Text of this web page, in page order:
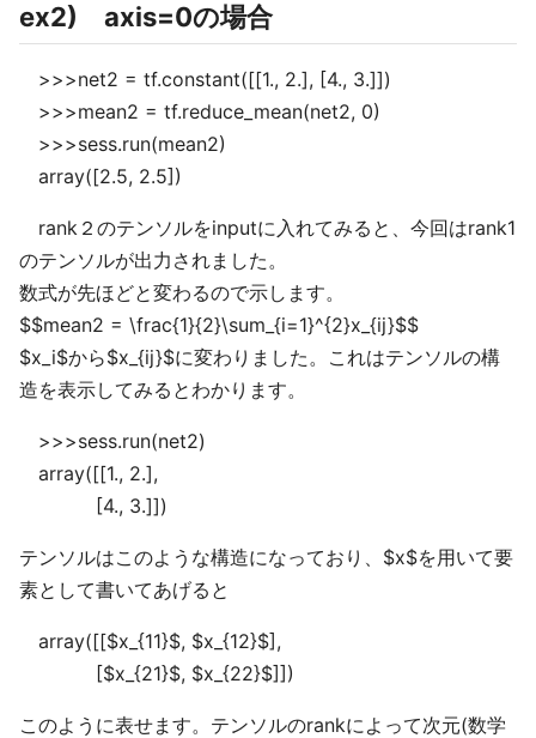
ex2) axis=0の場合
>>>net2 = tf.constant([[1., 2.], [4., 3.]])
>>>mean2 = tf.reduce_mean(net2, 0)
>>>sess.run(mean2)
array([2.5, 2.5])
rank２のテンソルをinputに入れてみると、今回はrank1
のテンソルが出力されました。
数式が先ほどと変わるので示します。
$$mean2 = \frac{1}{2}\sum_{i=1}^{2}x_{ij}$$
$x_i$から$x_{ij}$に変わりました。これはテンソルの構
造を表示してみるとわかります。
>>>sess.run(net2)
array([[1., 2.],
[4., 3.]])
テンソルはこのような構造になっており、$x$を用いて要
素として書いてあげると
array([[$x_{11}$, $x_{12}$],
[$x_{21}$, $x_{22}$]])
このように表せます。テンソルのrankによって次元(数学